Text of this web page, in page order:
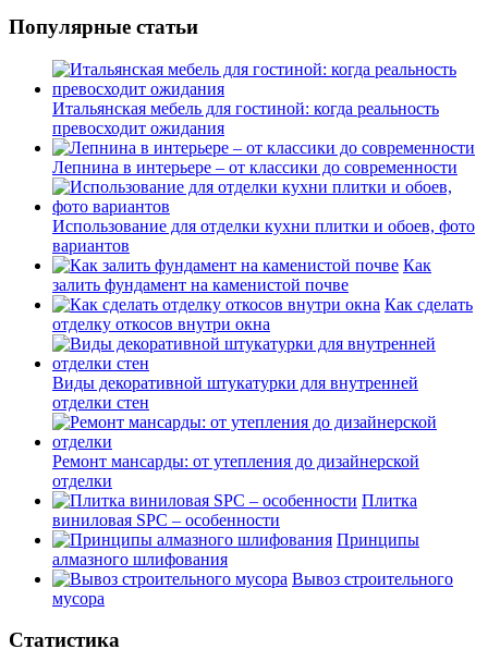
Популярные статьи
Итальянская мебель для гостиной: когда реальность
превосходит ожидания
Лепнина в интерьере – от классики до современности
Использование для отделки кухни плитки и обоев, фото
вариантов
Как
залить фундамент на каменистой почве
Как сделать
отделку откосов внутри окна
Виды декоративной штукатурки для внутренней
отделки стен
Ремонт мансарды: от утепления до дизайнерской
отделки
Плитка
виниловая SPC – особенности
Принципы
алмазного шлифования
Вывоз строительного
мусора
Статистика